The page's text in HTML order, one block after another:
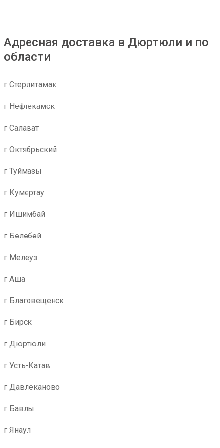
Адресная доставка в Дюртюли и по
области
г Стерлитамак
г Нефтекамск
г Салават
г Октябрьский
г Туймазы
г Кумертау
г Ишимбай
г Белебей
г Мелеуз
г Аша
г Благовещенск
г Бирск
г Дюртюли
г Усть-Катав
г Давлеканово
г Бавлы
г Янаул